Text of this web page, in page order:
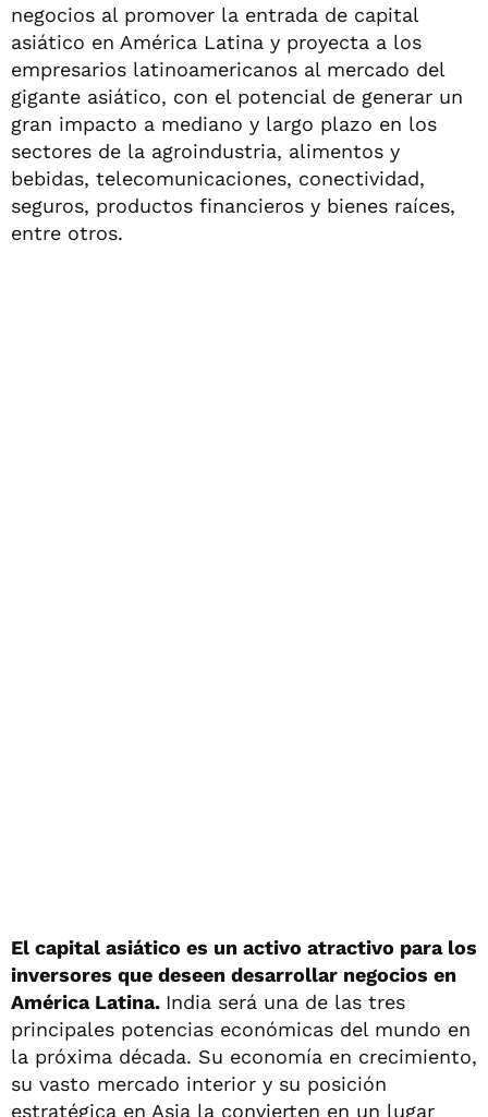
negocios al promover la entrada de capital
asiático en América Latina y proyecta a los
empresarios latinoamericanos al mercado del
gigante asiático, con el potencial de generar un
gran impacto a mediano y largo plazo en los
sectores de la agroindustria, alimentos y
bebidas, telecomunicaciones, conectividad,
seguros, productos financieros y bienes raíces,
entre otros.
El capital asiático es un activo atractivo para los
inversores que deseen desarrollar negocios en
América Latina. India será una de las tres
principales potencias económicas del mundo en
la próxima década. Su economía en crecimiento,
su vasto mercado interior y su posición
estratégica en Asia la convierten en un lugar